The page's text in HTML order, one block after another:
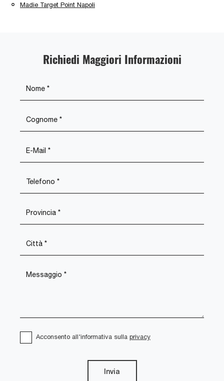
Madie Target Point Napoli
Richiedi Maggiori Informazioni
Acconsento all'informativa sulla privacy
Invia